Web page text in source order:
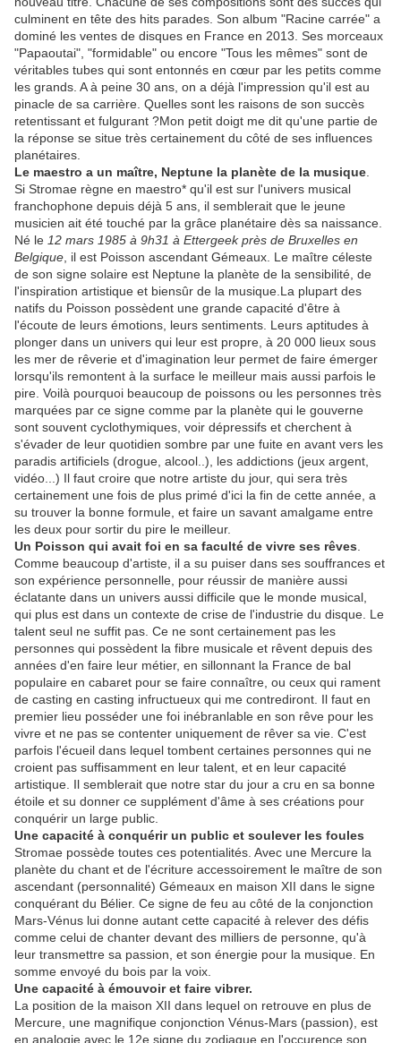
culminent en tête des hits parades. Son album "Racine carrée" a
dominé les ventes de disques en France en 2013. Ses morceaux
"Papaoutai", "formidable" ou encore "Tous les mêmes" sont de
véritables tubes qui sont entonnés en cœur par les petits comme
les grands. A à peine 30 ans, on a déjà l'impression qu'il est au
pinacle de sa carrière. Quelles sont les raisons de son succès
retentissant et fulgurant ?Mon petit doigt me dit qu'une partie de
la réponse se situe très certainement du côté de ses influences
planétaires.
Le maestro a un maître, Neptune la planète de la musique
Si Stromae règne en maestro* qu'il est sur l'univers musical
franchophone depuis déjà 5 ans, il semblerait que le jeune
musicien ait été touché par la grâce planétaire dès sa naissance.
Né le 12 mars 1985 à 9h31 à Ettergeek près de Bruxelles en
Belgique , il est Poisson ascendant Gémeaux. Le maître céleste
de son signe solaire est Neptune la planète de la sensibilité, de
l'inspiration artistique et biensûr de la musique.La plupart des
natifs du Poisson possèdent une grande capacité d'être à
l'écoute de leurs émotions, leurs sentiments. Leurs aptitudes à
plonger dans un univers qui leur est propre, à 20 000 lieux sous
les mer de rêverie et d'imagination leur permet de faire émerger
lorsqu'ils remontent à la surface le meilleur mais aussi parfois le
pire. Voilà pourquoi beaucoup de poissons ou les personnes très
marquées par ce signe comme par la planète qui le gouverne
sont souvent cyclothymiques, voir dépressifs et cherchent à
s'évader de leur quotidien sombre par une fuite en avant vers les
paradis artificiels (drogue, alcool..), les addictions (jeux argent,
vidéo...) Il faut croire que notre artiste du jour, qui sera très
certainement une fois de plus primé d'ici la fin de cette année, a
su trouver la bonne formule, et faire un savant amalgame entre
les deux pour sortir du pire le meilleur.
Un Poisson qui avait foi en sa faculté de vivre ses rêves
Comme beaucoup d'artiste, il a su puiser dans ses souffrances et
son expérience personnelle, pour réussir de manière aussi
éclatante dans un univers aussi difficile que le monde musical,
qui plus est dans un contexte de crise de l'industrie du disque. Le
talent seul ne suffit pas. Ce ne sont certainement pas les
personnes qui possèdent la fibre musicale et rêvent depuis des
années d'en faire leur métier, en sillonnant la France de bal
populaire en cabaret pour se faire connaître, ou ceux qui rament
de casting en casting infructueux qui me contrediront. Il faut en
premier lieu posséder une foi inébranlable en son rêve pour les
vivre et ne pas se contenter uniquement de rêver sa vie. C'est
parfois l'écueil dans lequel tombent certaines personnes qui ne
croient pas suffisamment en leur talent, et en leur capacité
artistique. Il semblerait que notre star du jour a cru en sa bonne
étoile et su donner ce supplément d'âme à ses créations pour
conquérir un large public.
Une capacité à conquérir un public et soulever les foules
Stromae possède toutes ces potentialités. Avec une Mercure la
planète du chant et de l'écriture accessoirement le maître de son
ascendant (personnalité) Gémeaux en maison XII dans le signe
conquérant du Bélier. Ce signe de feu au côté de la conjonction
Mars-Vénus lui donne autant cette capacité à relever des défis
comme celui de chanter devant des milliers de personne, qu'à
leur transmettre sa passion, et son énergie pour la musique. En
somme envoyé du bois par la voix.
Une capacité à émouvoir et faire vibrer.
La position de la maison XII dans lequel on retrouve en plus de
Mercure, une magnifique conjonction Vénus-Mars (passion), est
en analogie avec le 12e signe du zodiaque en l'occurence son